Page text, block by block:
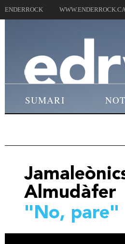
ENDERROCK
SUMARI
Almudàfer
"No, pare"